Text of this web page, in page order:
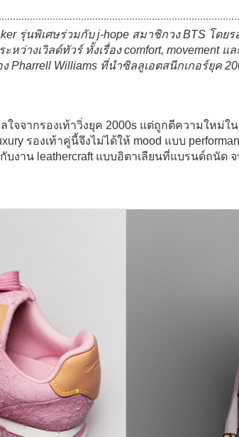
รุ่นพิเศษร่วมกับj-hope สมาชิกวง BTS โดย
หว่างเวิลด์ทัวร์ ทั้งเรื่อง comfort, movement
งPharrell Williams ที่นำซิลลูเอตสนีกเกอร์ยุค
ใจจากรองเท้าวิ่งยุค 2000s แต่ถูกตีความใหม่ใ
รองเท้าคู่นี้จึงไม่ได้ให้ mood แบบ
กับงาน leathercraft แบบอิตาเลียนที่แบรนด์ถนัด